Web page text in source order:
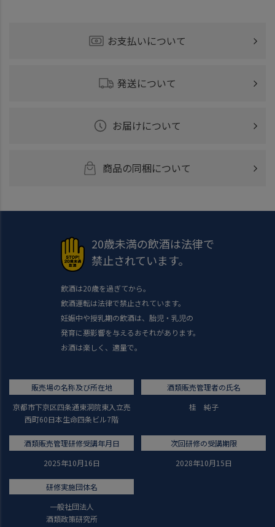
お支払いについて
発送について
お届けについて
商品の同梱について
20歳未満の飲酒は法律で
禁止されています。
飲酒は20歳を過ぎてから。
飲酒運転は法律で禁止されています。
妊娠中や授乳期の飲酒は、胎児・乳児の
発育に悪影響を与えるおそれがあります。
お酒は楽しく、適量で。
販売場の名称及び所在地
京都市下京区四条通東洞院東入立売
西町60日本生命四条ビル7階
酒類販売管理者の氏名
桂 純子
酒類販売管理研修受講年月日
2025年10月16日
次回研修の受講期限
2028年10月15日
研修実施団体名
一般社団法人
酒類政策研究所